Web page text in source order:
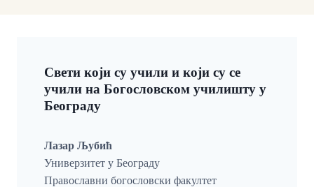
Свети који су учили и који су се
учили на Богословском училишту у
Београду
Лазар Љубић
Универзитет у Београду
Православни богословски факултет